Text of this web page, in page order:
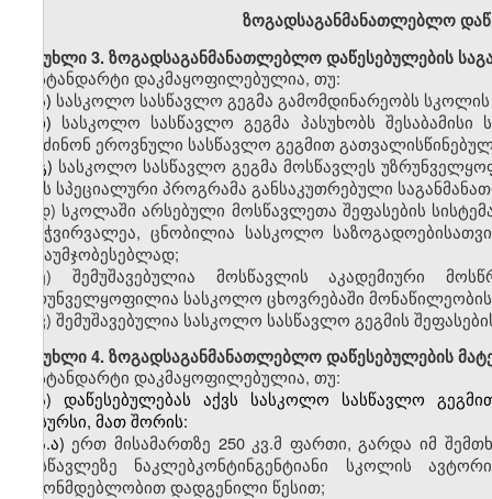
ზოგადსაგანმანათლებლო
მუხლი3. ზოგადსაგანმანათლებლო დაწესებულების
სტანდარტი დაკმაყოფილებულია, თუ:
ა) სასკოლო სასწავლო გეგმა გამომდინარეობს
ბ) სასკოლო სასწავლო გეგმა პასუხობს
შეიძინონ ეროვნული სასწავლო გეგმით
გ) სასკოლო სასწავლო გეგმა მოსწავლეს
აქვს სპეციალური პროგრამა განსაკუთრებული
დ) სკოლაში არსებული მოსწავლეთა შეფასების
გამჭვირვალეა, ცნობილია სასკოლო
გასაუმჯობესებლად;
ე) შემუშავებულია მოსწავლის აკადემიური
უზრუნველყოფილია სასკოლო ცხოვრებაში
ვ) შემუშავებულია სასკოლო სასწავლო გეგმის
მუხლი4. ზოგადსაგანმანათლებლო დაწესებულების
სტანდარტი დაკმაყოფილებულია, თუ:
ა) დაწესებულებას აქვს სასკოლო სასწავლო
რესურსი, მათ შორის:
ა.ა) ერთ მისამართზე 250 კვ.მ ფართი, გარდა იმ
მოსწავლეზე ნაკლებკონტინგენტიანი სკოლის
კანონმდებლობით დადგენილი წესით;